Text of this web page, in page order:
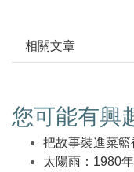
相關文章
您可能有興
把故事裝進菜
太陽雨：1980